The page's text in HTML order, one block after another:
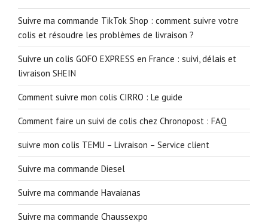
Suivre ma commande TikTok Shop : comment suivre votre
colis et résoudre les problèmes de livraison ?
Suivre un colis GOFO EXPRESS en France : suivi, délais et
livraison SHEIN
Comment suivre mon colis CIRRO : Le guide
Comment faire un suivi de colis chez Chronopost : FAQ
suivre mon colis TEMU – Livraison – Service client
Suivre ma commande Diesel
Suivre ma commande Havaianas
Suivre ma commande Chaussexpo